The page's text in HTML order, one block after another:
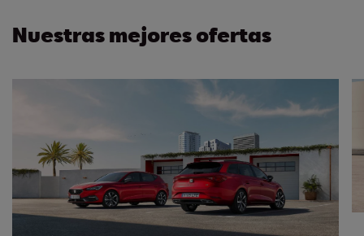
Nuestras mejores ofertas